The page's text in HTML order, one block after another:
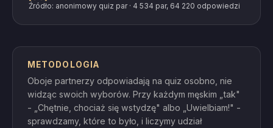
Źródło: anonimowy quiz par · 4 534 par, 64 220 odpowiedzi
METODOLOGIA
Oboje partnerzy odpowiadają na quiz osobno, nie
widząc swoich wyborów. Przy każdym męskim „tak"
- „Chętnie, chociaż się wstydzę" albo „Uwielbiam!" -
sprawdzamy, które to było, i liczymy udział